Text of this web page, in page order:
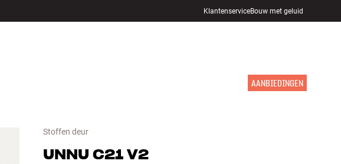
KlantenserviceBouw met geluid
AANBIEDINGEN
Stoffen deur
UNNU C21 V2